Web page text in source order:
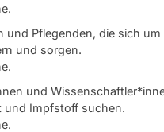
und Pflegenden, die sich um
und sorgen.
und
und Impfstoff suchen.